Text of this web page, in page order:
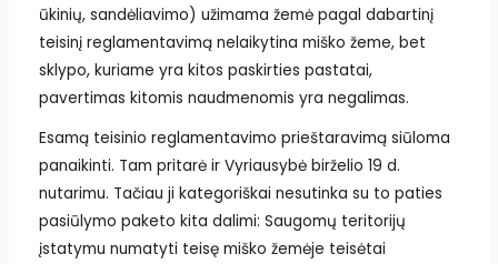
ūkinių, sandėliavimo) užimama žemė pagal dabartinį
teisinį reglamentavimą nelaikytina miško žeme, bet
sklypo, kuriame yra kitos paskirties pastatai,
pavertimas kitomis naudmenomis yra negalimas.
Esamą teisinio reglamentavimo prieštaravimą siūloma
panaikinti. Tam pritarė ir Vyriausybė birželio 19 d.
nutarimu. Tačiau ji kategoriškai nesutinka su to paties
pasiūlymo paketo kita dalimi: Saugomų teritorijų
įstatymu numatyti teisę miško žemėje teisėtai